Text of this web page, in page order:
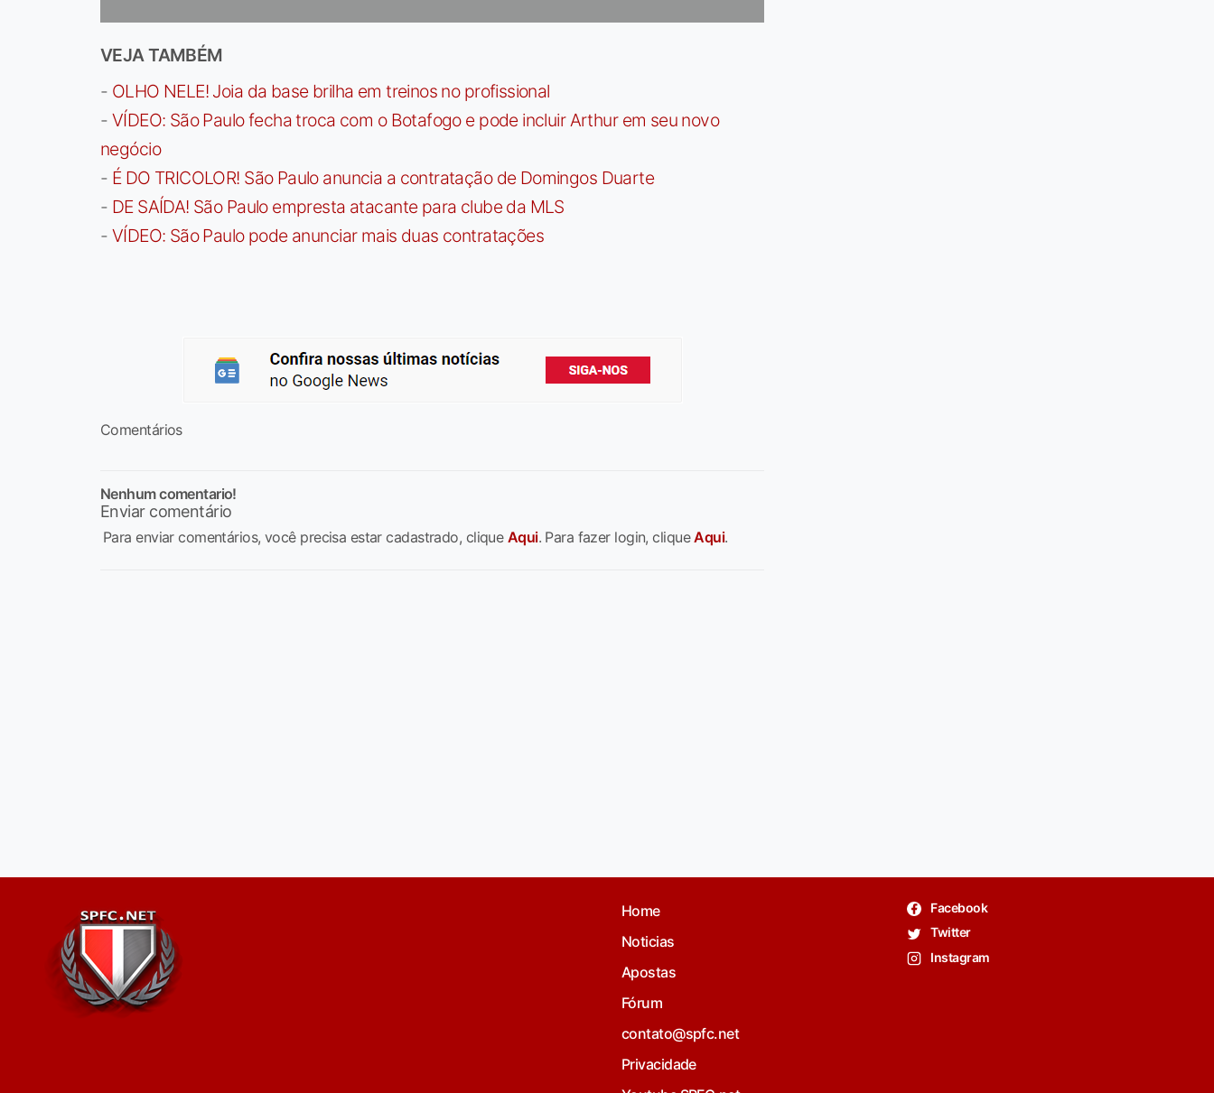
VEJA TAMBÉM
- OLHO NELE! Joia da base brilha em treinos no profissional
- VÍDEO: São Paulo fecha troca com o Botafogo e pode incluir Arthur em seu novo
negócio
- É DO TRICOLOR! São Paulo anuncia a contratação de Domingos Duarte
- DE SAÍDA! São Paulo empresta atacante para clube da MLS
- VÍDEO: São Paulo pode anunciar mais duas contratações
Comentários
Nenhum comentario!
Enviar comentário
Para enviar comentários, você precisa estar cadastrado, clique Aqui. Para fazer login, cliqueAqui.
Home
Noticias
Apostas
Fórum
contato@spfc.net
Privacidade
Facebook
Twitter
Instagram